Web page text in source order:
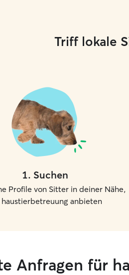
Triff lokale
1. Suchen
Profile von Sitter in deiner Nähe,
anbieten
Anfragen für